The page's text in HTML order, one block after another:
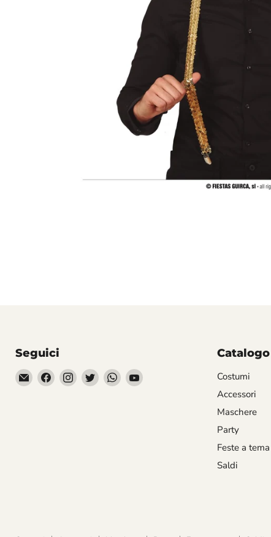
Seguici
EmailTrovaciTrovaciTrovaciTrovaciTrovaci
Catalogo
Costumi
Accessori
Maschere
Party
Feste a tema
Saldi